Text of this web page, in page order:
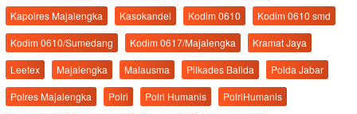
Kapolres Majalengka
Kasokandel Kodim 0610
Kodim 0610 smd
Kodim 0610/Sumedang
Kodim 0617/Majalengka
Kramat Jaya
Leetex
Majalengka Malausma Pilkades Balida
Polda Jabar
Polres Majalengka
Polri Polri Humanis
PolriHumanis